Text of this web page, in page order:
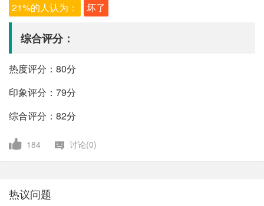
21%的人认为：
坏了
综合评分：
热度评分：80分
印象评分：79分
综合评分：82分
184 讨论(0)
热议问题